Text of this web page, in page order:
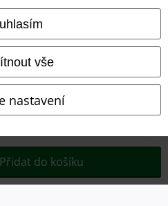
vše
nastavení
Přidat do košíku
prostředí